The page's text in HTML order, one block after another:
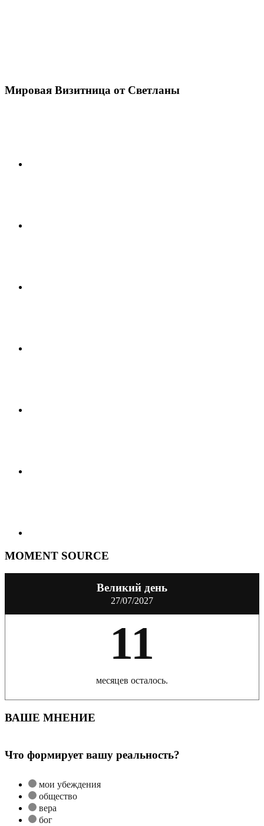
Мировая Визитница от Светланы
MOMENT SOURCE
Великий день
27/07/2027
11
месяцев осталось.
ВАШЕ МНЕНИЕ
Что формирует вашу реальность?
мои убеждения
общество
вера
бог